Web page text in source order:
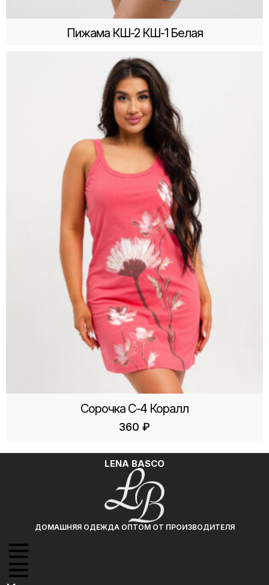
Пижама КШ-2 КШ-1 Белая
Сорочка С-4 Коралл
360 ₽
LENA BASCO
ДОМАШНЯЯ ОДЕЖДА ОПТОМ ОТ ПРОИЗВОДИТЕЛЯ